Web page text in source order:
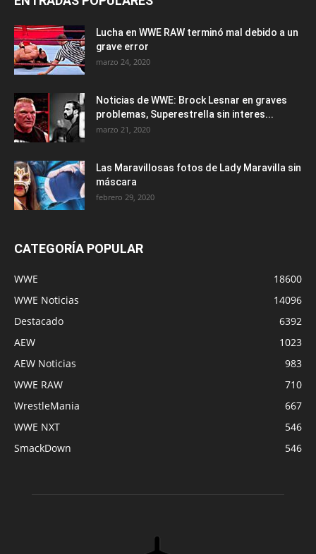
Lucha en WWE RAW terminó mal debido a un
grave error
marzo 24, 2020
Noticias de WWE: Brock Lesnar en graves
problemas, Superestrella sin interes...
marzo 21, 2020
Las Maravillosas fotos de Lady Maravilla sin
máscara
febrero 29, 2020
CATEGORÍA POPULAR
WWE
18600
WWE Noticias
14096
Destacado
6392
AEW
1023
AEW Noticias
983
WWE RAW
710
WrestleMania
667
WWE NXT
546
SmackDown
546